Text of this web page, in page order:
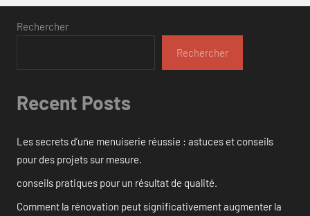
Rechercher
Rechercher
Recent Posts
Les secrets d’une menuiserie réussie : astuces et conseils
pour des projets sur mesure.
conseils pratiques pour un résultat de qualité.
Comment la rénovation peut significativement augmenter la